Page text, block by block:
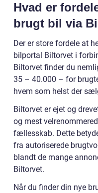
Hvad er
brugt bil via
Der er store fordele at
bilportal Biltorvet i
Biltorvet finder du
35 – 40.000 – for
hvem som helst der
Biltorvet er ejet og
og mest
fællesskab. Dette
fra autoriserede
blandt de mange
Biltorvet.
Når du finder din nye